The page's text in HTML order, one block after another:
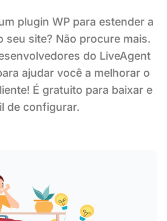
plugin WP para estender a
seu site? Não procure mais.
do LiveAgent
ajudar você a melhorar o
É gratuito para baixar e
de configurar.